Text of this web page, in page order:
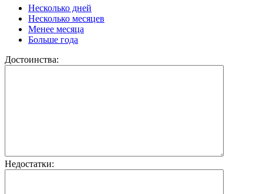
Несколько дней
Несколько месяцев
Менее месяца
Больше года
Достоинства:
Недостатки: